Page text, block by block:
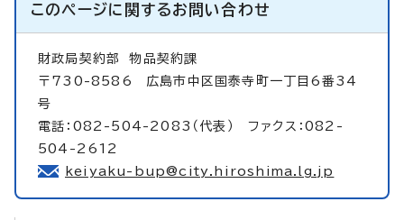
このページに関するお問い合わせ
財政局契約部物品契約課
〒730-8586 広島市中区国泰寺町一丁目6番34
号
電話：082-504-2083（代表） ファクス：082-
504-2612
keiyaku-bup@city.hiroshima.lg.jp